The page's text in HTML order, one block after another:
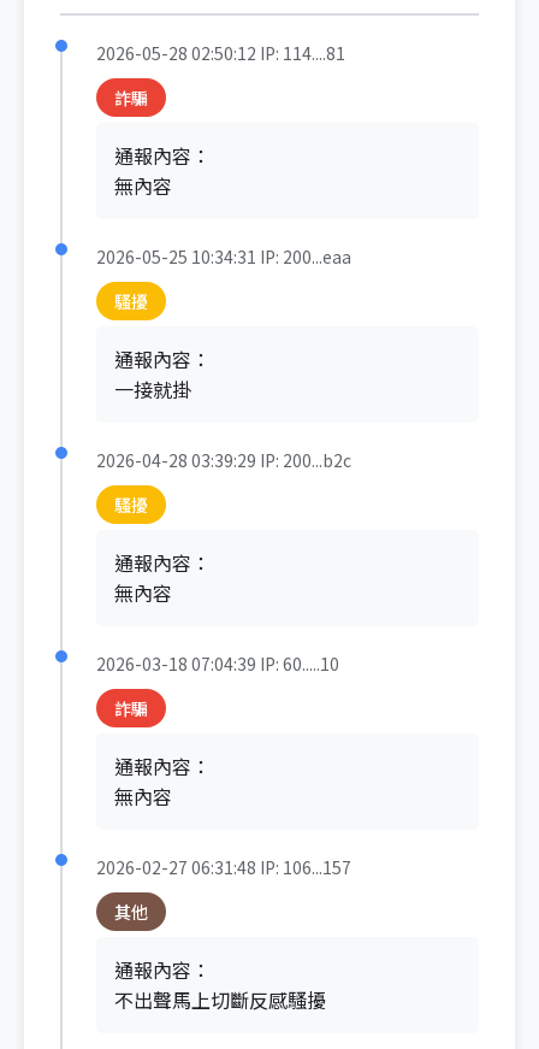
2026-05-28 02:50:12 IP: 114....81
詐騙
通報內容：
無內容
2026-05-25 10:34:31 IP: 200...eaa
騷擾
通報內容：
一接就掛
2026-04-28 03:39:29 IP: 200...b2c
騷擾
通報內容：
無內容
2026-03-18 07:04:39 IP: 60.....10
詐騙
通報內容：
無內容
2026-02-27 06:31:48 IP: 106...157
其他
通報內容：
不出聲馬上切斷反感騷擾